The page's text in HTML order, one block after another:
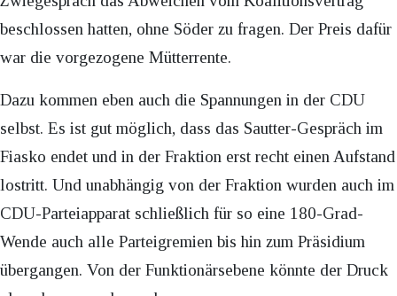
beschlossen hatten, ohne Söder zu fragen. Der Preis dafür
war die vorgezogene Mütterrente.
Dazu kommen eben auch die Spannungen in der CDU
selbst. Es ist gut möglich, dass das Sautter-Gespräch im
Fiasko endet und in der Fraktion erst recht einen Aufstand
lostritt. Und unabhängig von der Fraktion wurden auch im
CDU-Parteiapparat schließlich für so eine 180-Grad-
Wende auch alle Parteigremien bis hin zum Präsidium
übergangen. Von der Funktionärsebene könnte der Druck